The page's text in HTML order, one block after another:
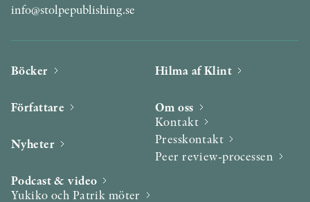
info@stolpepublishing.se
Böcker
Författare
Nyheter
Podcast & video
Yukiko och Patrik möter
Hilma af Klint
Om oss
Kontakt
Presskontakt
Peer review-processen